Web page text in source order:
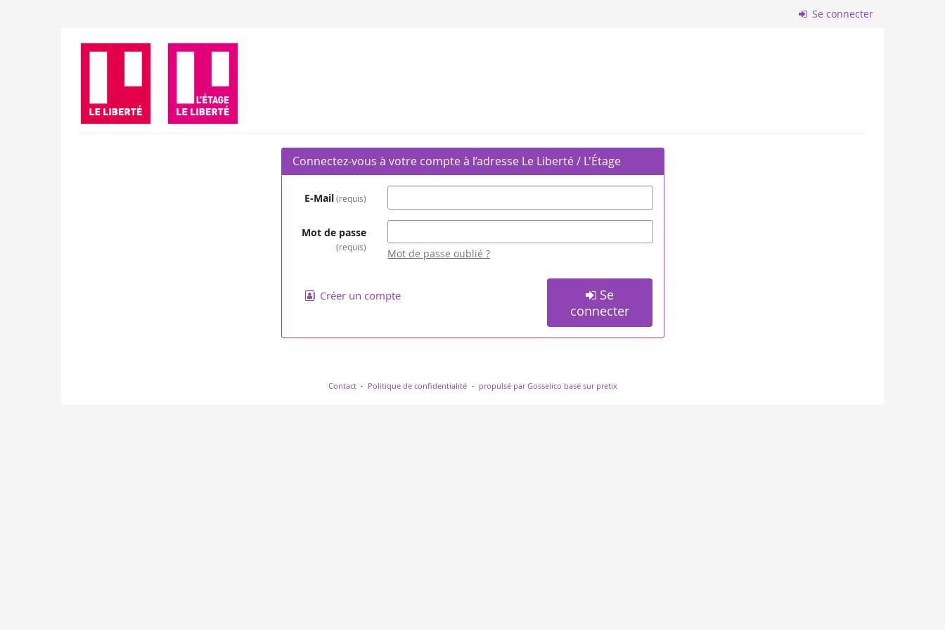
Se connecter
Le
Liberté
Connectez-vous à votre compte à l’adresse Le Liberté / L'Étage
E-Mail requis
Mot de passe
requis
Mot de passe oublié ?
Créer un compte
Se
connecter
Contact Politique de confidentialité propulsé par Gosselico basé sur pretix